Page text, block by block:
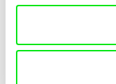
Leandro Listorti
Herbaria